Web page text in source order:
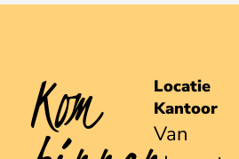
Kom
Locatie
Kantoor
Van